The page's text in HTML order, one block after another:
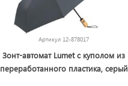
Артикул 12-878017
Зонт-автомат Lumet с куполом из
переработанного пластика, серый